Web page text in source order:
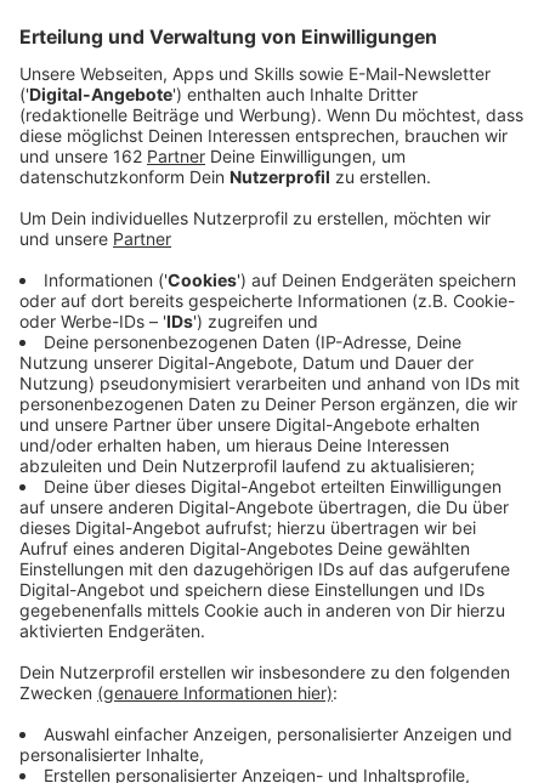
Anzeige
Wenige Jahre nach dem heiteren “ Dinner for One” hat
May Warden (Miss Sophie) eine Rolle in einem der
brutalsten und düstersten Filme der 70er Jahre
übernommen: In Stanley Kubricks Meisterwerk
“Uhrwerk Orange” (1971) ist sie als eine Obdachlose zu
sehen – ohne Text.
Anzeige
Die laute Lacherin aus dem TV-Publikum
Anzeige
Die lauten Lacher im Hintergrund bringen natürlich
auch so einige Menschen dazu, mitzulachen. Eine der
am lautesten lachenden Personen im Publikum wurde
nach etwas Recherche in der Folgezeit gefunden:
Sonja Göth, eine Telefonistin des NDR. Sie sagte mal
der Frankfurter Allgemeinen Zeitung: "Der
Aufnahmeleiter kam irgendwann zu mir her und hat den
Finger auf die Lippen gelegt. Das hieß: Wenn ich nicht
aufhöre, muss ich raus. Selbst Freddie Frinton fühlte